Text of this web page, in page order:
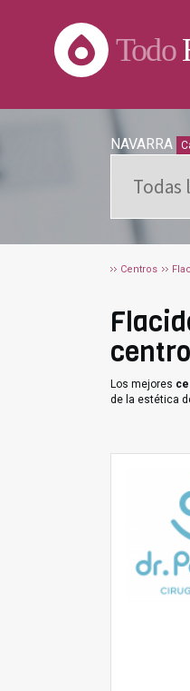
Todo
NAVARRA
Centros
Los mejores
de la estética